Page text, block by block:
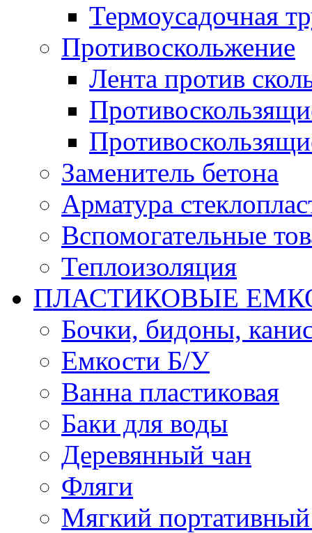
Термоусадочная
Противоскольжение
Лента против
Заменитель бетона
Арматура
Вспомогательные
Теплоизоляция
ПЛАСТИКОВЫЕ
Бочки, бидоны,
Емкости Б/У
Ванна пластиковая
Баки для воды
Деревянный чан
Фляги
Мягкий